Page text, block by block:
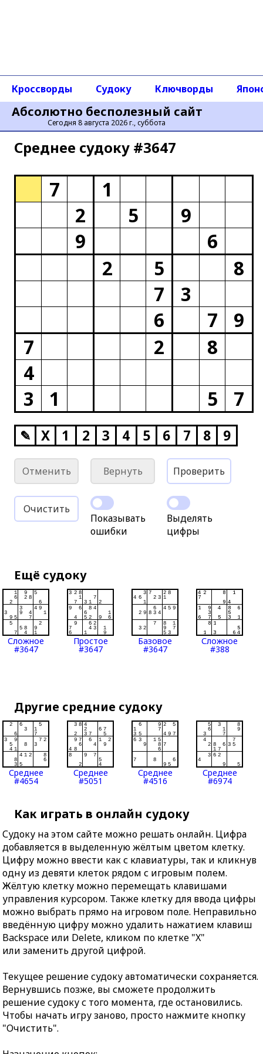
Абсолютно бесполезный сайт
Сегодня 8 августа 2026 г., суббота
Кроссворды Судоку Ключворды
Среднее cудоку #3647
7
1
2
5
9
9
6
2
5
8
7
3
6
7
9
7
2
8
4
3
1 5 7
✎ X 1 2 3 4 5 6 7 8 9
Отменить Вернуть Проверить
Очистить
Показывать
ошибки
Выделять
цифры
Ещё судоку
Сложное
#3647
Простое
#3647
Базовое
#3647
Сложное
#388
Другие средние судоку
Среднее
#4654
Среднее
#5051
Среднее
#4516
Среднее
#6974
Как играть в онлайн судоку
Судоку на этом сайте можно решать онлайн. Цифра
добавляется в выделенную жёлтым цветом клетку.
Цифру можно ввести как с клавиатуры, так и кликнув
одну из девяти клеток рядом с игровым полем.
Жёлтую клетку можно перемещать клавишами
управления курсором. Также клетку для ввода цифры
можно выбрать прямо на игровом поле. Неправильно
введённую цифру можно удалить нажатием клавиш
Backspace или Delete, кликом по клетке "X"
или заменить другой цифрой.
Текущее решение судоку автоматически сохраняется.
Вернувшись позже, вы сможете продолжить
решение судоку с того момента, где остановились.
Чтобы начать игру заново, просто нажмите кнопку
"Очистить".